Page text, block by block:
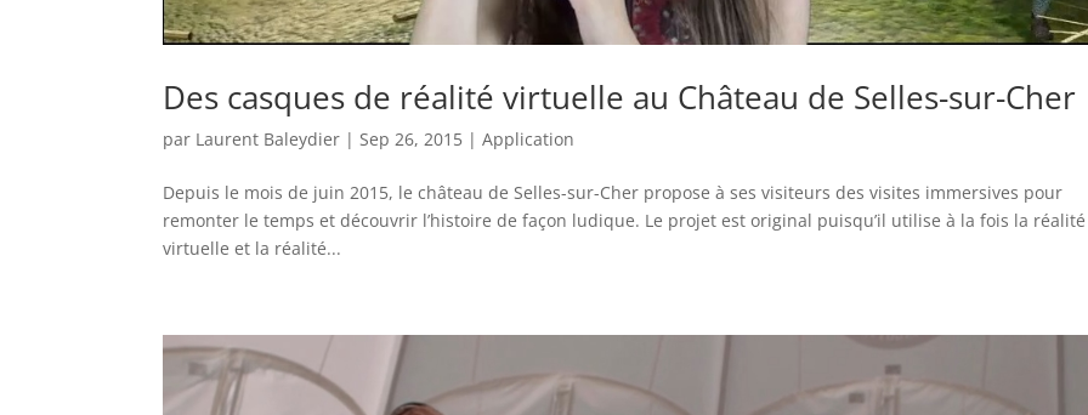
Des casques de réalité virtuelle au Château de Selles-sur-Cher
par Laurent Baleydier |Sep 26, 2015 |Application
Depuis le mois de juin 2015, le château de Selles-sur-Cher propose à ses visiteurs des visites immersives pour
remonter le temps et découvrir l’histoire de façon ludique. Le projet est original puisqu’il utilise à la fois la réalité
virtuelle et la réalité...